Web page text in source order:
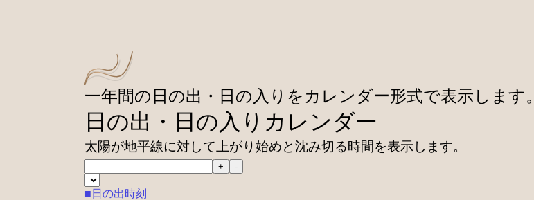
一年間の日の出・日の入りをカレンダー形式で表示します。
日の出・日の入りカレンダー
太陽が地平線に対して上がり始めと沈み切る時間を表示します。
+ -
■日の出時刻